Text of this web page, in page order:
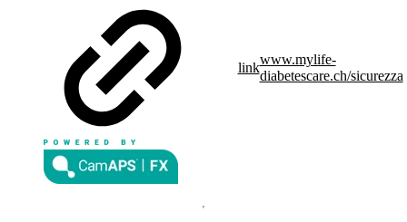
link
www.mylife-
diabetescare.ch/sicurezza